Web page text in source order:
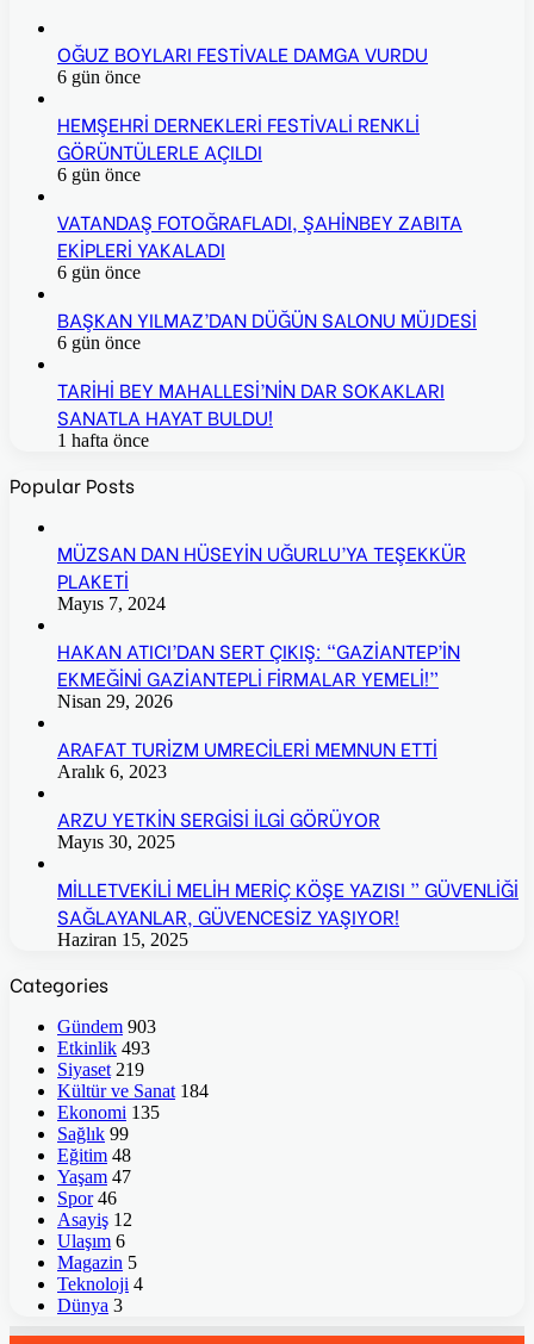
OĞUZ BOYLARI FESTİVALE DAMGA VURDU
6 gün önce
HEMŞEHRİ DERNEKLERİ FESTİVALİ RENKLİ
GÖRÜNTÜLERLE AÇILDI
6 gün önce
VATANDAŞ FOTOĞRAFLADI, ŞAHİNBEY ZABITA
EKİPLERİ YAKALADI
6 gün önce
BAŞKAN YILMAZ’DAN DÜĞÜN SALONU MÜJDESİ
6 gün önce
TARİHİ BEY MAHALLESİ’NİN DAR SOKAKLARI
SANATLA HAYAT BULDU!
1 hafta önce
Popular Posts
MÜZSAN DAN HÜSEYİN UĞURLU’YA TEŞEKKÜR
PLAKETİ
Mayıs 7, 2024
HAKAN ATICI’DAN SERT ÇIKIŞ: “GAZİANTEP’İN
EKMEĞİNİ GAZİANTEPLİ FİRMALAR YEMELİ!”
Nisan 29, 2026
ARAFAT TURİZM UMRECİLERİ MEMNUN ETTİ
Aralık 6, 2023
ARZU YETKİN SERGİSİ İLGİ GÖRÜYOR
Mayıs 30, 2025
MİLLETVEKİLİ MELİH MERİÇ KÖŞE YAZISI ” GÜVENLİĞİ
SAĞLAYANLAR, GÜVENCESİZ YAŞIYOR!
Haziran 15, 2025
Categories
Gündem 903
Etkinlik 493
Siyaset 219
Kültür ve Sanat 184
Ekonomi 135
Sağlık 99
Eğitim 48
Yaşam 47
Spor 46
Asayiş 12
Ulaşım 6
Magazin 5
Teknoloji 4
Dünya 3